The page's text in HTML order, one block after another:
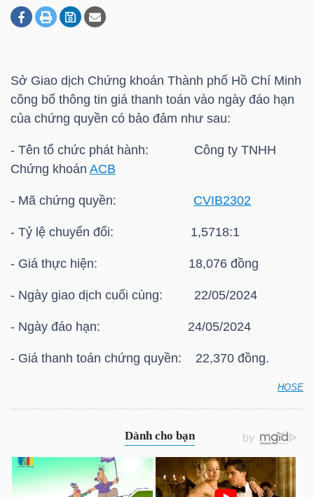
Sở Giao dịch Chứng khoán Thành phố Hồ Chí Minh
công bố thông tin giá thanh toán vào ngày đáo hạn
của chứng quyền có bảo đảm như sau:
- Tên tổ chức phát hành: Công ty TNHH
Chứng khoán ACB
- Mã chứng quyền: CVIB2302
- Tỷ lệ chuyển đổi: 1,5718:1
- Giá thực hiện: 18,076 đồng
- Ngày giao dịch cuối cùng: 22/05/2024
- Ngày đáo hạn: 24/05/2024
- Giá thanh toán chứng quyền: 22,370 đồng.
HOSE
NGHIỆP
BẤT
ĐỘNG
SẢN
HÓA
KINH
GIỚI